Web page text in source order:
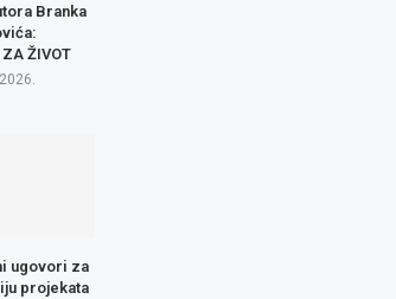
Branka
ZA ŽIVOT
ugovori za
projekata